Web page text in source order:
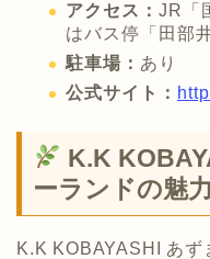
アクセス： JR「
はバス停「田部
駐車場： あり
公式サイト：
K.K
ーランドの魅力
K.K KOBAYASHI あず